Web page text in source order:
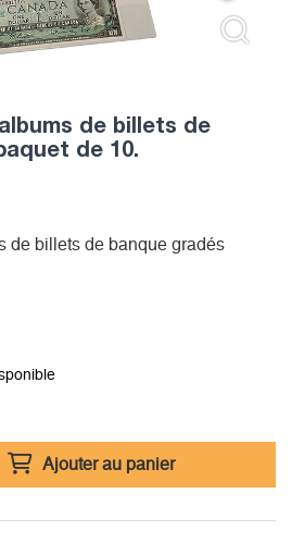
de billets de
de 10.
de billets de banque gradés
Ajouter au panier